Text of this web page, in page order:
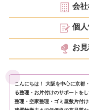
会
個
お
こんにちは！ 大阪を中心に京都
る整理・お片付けのサポートを
整理・空家整理・ゴミ屋敷片付